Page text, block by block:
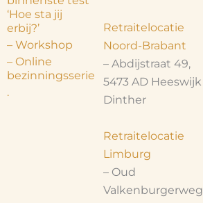
‘Hoe sta jij
erbij?’
– Workshop
– Online
bezinningsserie
.
Retraitelocatie
Noord-Brabant
– Abdijstraat 49,
5473 AD Heeswijk
Dinther
Retraitelocatie
Limburg
– Oud
Valkenburgerweg